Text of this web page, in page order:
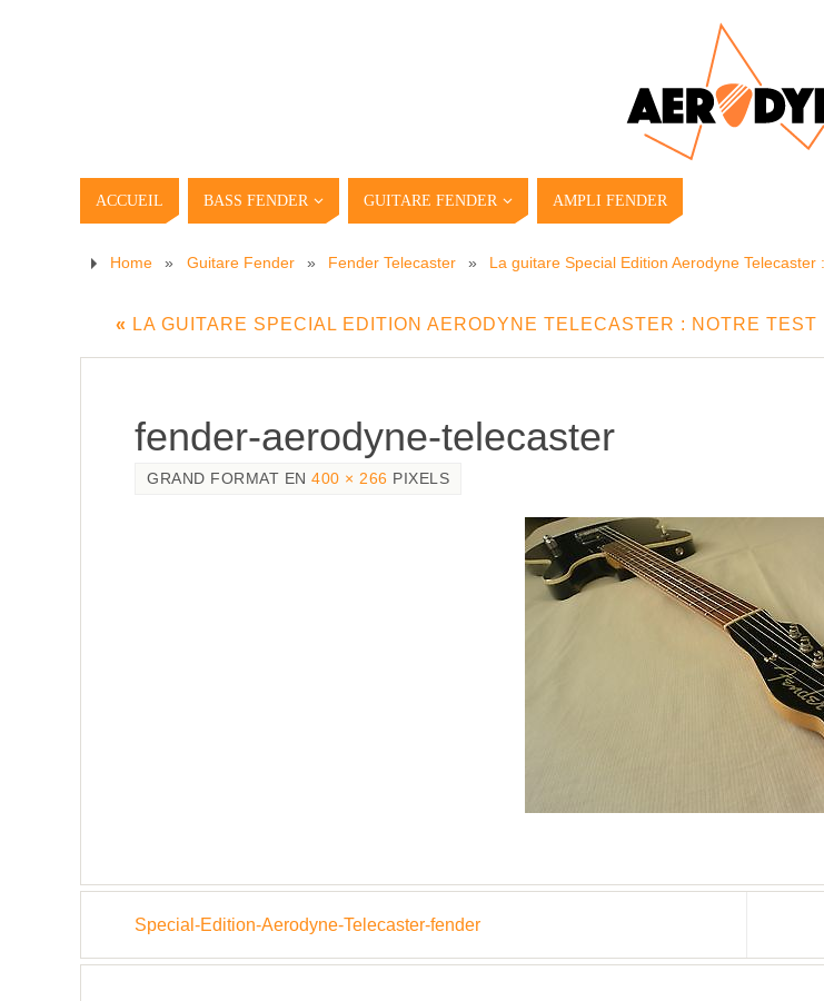
ACCUEIL BASS FENDER GUITARE FENDER AMPLI FENDER
Home » Guitare Fender » Fender Telecaster » La guitare Special Edition Aerodyne Telecaster
« LA GUITARE SPECIAL EDITION AERODYNE TELECASTER : NOTRE TEST
fender-aerodyne-telecaster
GRAND FORMAT EN 400 × 266 PIXELS
Special-Edition-Aerodyne-Telecaster-fender